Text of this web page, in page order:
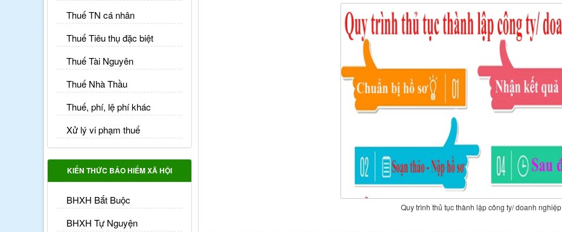
Quy trình thủ tục thành lập công ty/ doanh nghiệp
Thuế TN cá nhân
Thuế Tiêu thụ đặc biệt
Thuế Tài Nguyên
Thuế Nhà Thầu
Thuế, phí, lệ phí khác
Xử lý vi phạm thuế
KIẾN THỨC BẢO HIỂM XÃ HỘI
BHXH Bắt Buộc
BHXH Tự Nguyện